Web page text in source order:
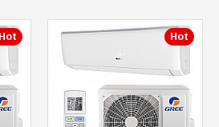
Hot Hot